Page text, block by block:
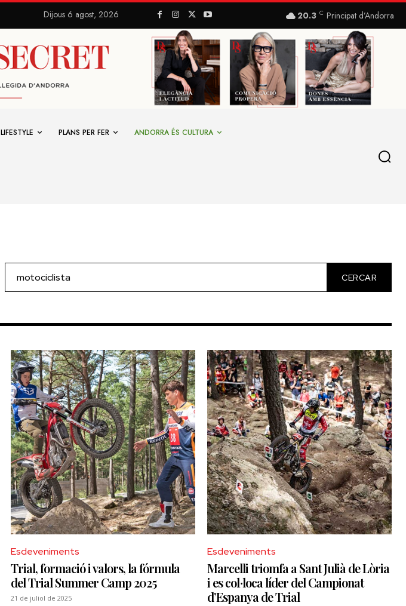
Dijous 6 agost, 2026 20.3 C Principat d’Andorra
LIFESTYLE PLANS PER FER ANDORRA ÉS CULTURA
CERCAR
Esdeveniments
Trial, formació i valors, la fórmula
del Trial Summer Camp 2025
21 de juliol de 2025
Esdeveniments
Marcelli triomfa a Sant Julià de Lòria
i es col·loca líder del Campionat
d’Espanya de Trial